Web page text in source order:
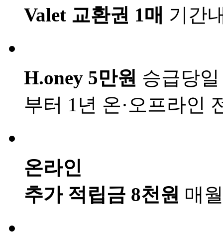
Valet 교환권 1매 기간
H.oney 5만원 승급당
부터 1년 온·오프라인
온라인
추가 적립금 8천원 매